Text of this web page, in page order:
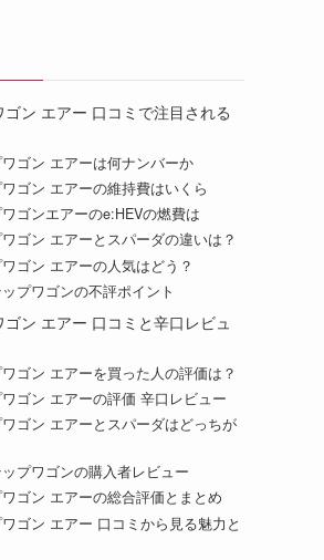
ゴン エアー 口コミで注目される
ゴン エアーは何ナンバーか
ゴン エアーの維持費はいくら
ゴンエアーのe:HEVの燃費は
ゴン エアーとスパーダの違いは？
ゴン エアーの人気はどう？
プワゴンの不評ポイント
ゴン エアー 口コミと辛口レビュ
ゴン エアーを買った人の評価は？
ゴン エアーの評価 辛口レビュー
ゴン エアーとスパーダはどっちが
プワゴンの購入者レビュー
ゴン エアーの総合評価とまとめ
ゴン エアー 口コミから見る魅力と